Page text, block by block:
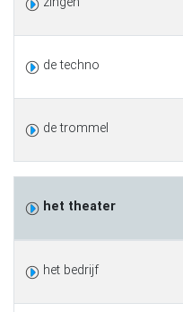
de techno
de trommel
het theater
het bedrijf